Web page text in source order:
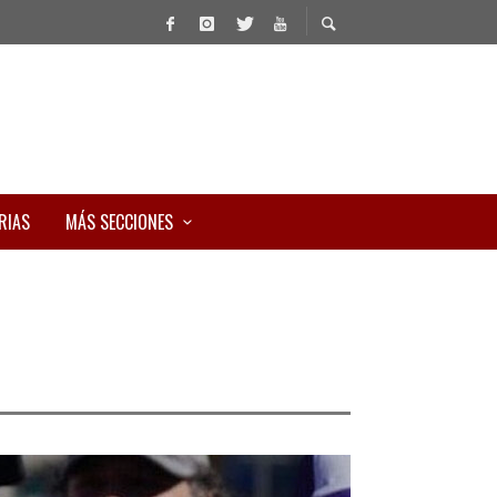
MÁS SECCIONES